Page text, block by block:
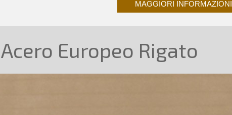
MAGGIORI INFORMAZIONI
Acero Europeo Rigato